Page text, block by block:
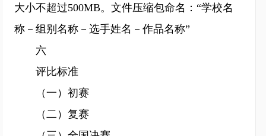
大小不超过500MB。文件压缩包命名：“学校名
称－组别名称－选手姓名－作品名称”
六
评比标准
（一）初赛
（二）复赛